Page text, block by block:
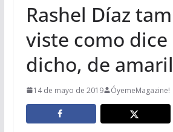
Rashel Díaz
viste como dice
dicho, de
14 de mayo de 2019 ÓyemeMagazine!